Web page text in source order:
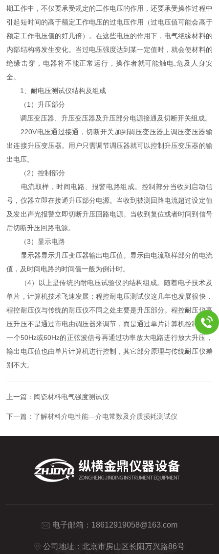
期工作中，不仅要承受规定的工作电压的作用，还要承受操作过程中
引起短时间的高于额定工作电压的过电压作用（过电压值可能会高于
额定工作电压值的好几倍）。在这些电压的作用下，电气绝缘材料的
内部结构将发生变化。当过电压强度达到某一定值时，就会使材料的
绝缘击穿，电器将不能正常运行，操作者就可能触电,危及人身安
全。
1、耐电压测试仪结构及组成
（1）升压部分
调压变压器、升压变压器及升压部分电源接通及切断开关组成。
220V电压通过接通，切断开关加到调压变压器上调压变压器输
出连接升压变压器。用户只需调节调压器就可以控制升压变压器的输
出电压。
（2）控制部分
电流取样，时间电路、报警电路组成。控制部分当收到启动信
号，仪器立即在接通升压部分电源。当收到被测回路电流超过设定值
及发出声光报警立即切断升压回路电源。当收到复位或者时间到信号
后切断升压回路电源。
（3）显示电路
显示器显示升压变压器输出电压值。显示由电流取样部分的电流
值，及时间电路的时间值一般为倒计时。
（4）以上是传统的耐电压试验仪的结构组成。随着电子技术及
单片，计算机技术飞速发展；程控耐电压测试仪这几年也发展很快，
程控耐压仪与传统的耐压仪不同之处主要是升压部分。程控耐压仪高
压升压不是通过市电由调压器来调节，而是通过单片计算机控制产生
一个50Hz或60Hz的正弦波信号再通过功率放大电路进行放大升压，
输出电压值也由单片计算机进行控制，其它部分原理与传统耐压仪差
别不大。
上一篇：陶瓷材料电气强度测试仪
下一篇： 了解材料介电性能—介电常数及介质损耗测试仪
电子邮箱： 18612919058@163.com
公司地址：北京市房山区长阳万兴路86号